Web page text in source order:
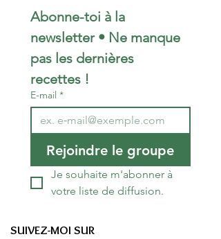
Moelleuse (Sans Œufs)
Abonne-toi à la
newsletter • Ne manque
pas les dernières
recettes !
E-mail *
Rejoindre le groupe
Je souhaite m'abonner à
votre liste de diffusion.
SUIVEZ-MOI SUR